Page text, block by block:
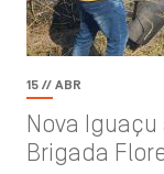
15 // ABR
Nova
Brigada